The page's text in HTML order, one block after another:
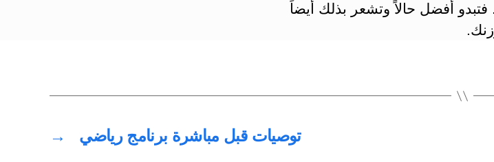
فتبدو أفضل حالاً وتشعر بذلك أيضاً
→ توصيات قبل مباشرة برنامج رياضي